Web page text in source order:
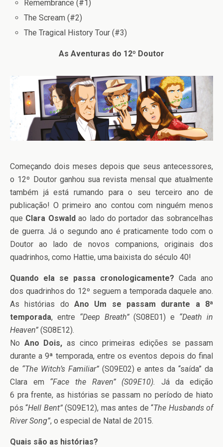
Remembrance (#1)
The Scream (#2)
The Tragical History Tour (#3)
As Aventuras do 12º Doutor
Começando dois meses depois que seus antecessores,
o 12º Doutor ganhou sua revista mensal que atualmente
também já está rumando para o seu terceiro ano de
publicação! O primeiro ano contou com ninguém menos
que Clara Oswaldao lado do portador das sobrancelhas
de guerra. Já o segundo ano é praticamente todo com o
Doutor ao lado de novos companions, originais dos
quadrinhos, como Hattie, uma baixista do século 40!
Quando ela se passa cronologicamente? Cada ano
dos quadrinhos do 12º seguem a temporada daquele ano.
As histórias do Ano Um se passam durante a 8ª
temporada, entre “Deep Breath”(S08E01) e “Death in
Heaven” (S08E12).
No Ano Dois, as cinco primeiras edições se passam
durante a 9ª temporada, entre os eventos depois do final
de “The Witch’s Familiar” (S09E02) e antes da “saída” da
Clara em “Face the Raven” (S09E10). Já da edição
6 pra frente, as histórias se passam no período de hiato
pós “Hell Bent”(S09E12), mas antes de “The Husbands of
River Song”, o especial de Natal de 2015.
Quais são as histórias?